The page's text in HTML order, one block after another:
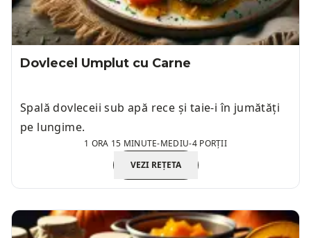
Dovlecel Umplut cu Carne
Spală dovleceii sub apă rece și taie-i în jumătăți
pe lungime.
1 ORA 15 MINUTE-MEDIU-4 PORȚII
VEZI REȚETA